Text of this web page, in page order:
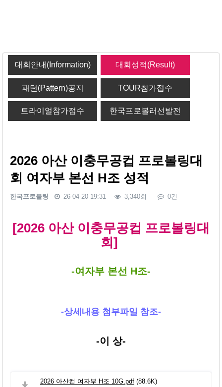
대회안내(Information) 대회성적(Result)
패턴(Pattern)공지 TOUR참가접수
트라이얼참가접수 한국프로볼러선발전
2026 아산 이충무공컵 프로볼링대
회 여자부 본선 H조 성적
한국프로볼링 26-04-20 19:31 3,340회 0건
[2026 아산 이충무공컵 프로볼링대
회]
-여자부 본선 H조-
-상세내용 첨부파일 참조-
-이 상-
2026 아산컵 여자부 H조 10G.pdf(88.6K)